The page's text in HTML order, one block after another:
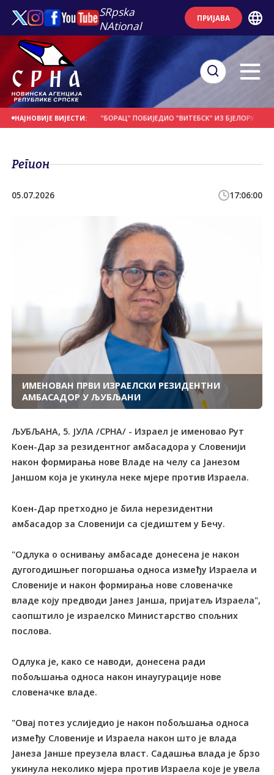
SRpska
NAtional
ПРИЈАВА
НАЈНОВИЈЕ ВИЈЕСТИ:
НА ДАНАШЊИ ДАН "БОРАЦ" ПОБИЈЕДИО "ВИТЕБСК" ИЗ БЈЕЛОРУСИЈЕ
Регион
05.07.2026 17:06:00
ИМЕНОВАН ПРВИ ИЗРАЕЛСКИ РЕЗИДЕНТНИ
АМБАСАДОР У ЉУБЉАНИ
ЉУБЉАНА, 5. ЈУЛА /СРНА/ - Израел је именовао Рут
Коен-Дар за резидентног амбасадора у Словенији
након формирања нове Владе на челу са Јанезом
Јаншом која је укинула неке мјере против Израела.
Коен-Дар претходно је била нерезидентни
амбасадор за Словенији са сједиштем у Бечу.
"Одлука о оснивању амбасаде донесена је након
дугогодишњег погоршања односа између Израела и
Словеније и након формирања нове словеначке
владе коју предводи Јанез Јанша, пријатељ Израела",
саопштило је израелско Министарство спољних
послова.
Одлука је, како се наводи, донесена ради
побољшања односа након инаугурације нове
словеначке владе.
"Овај потез услиједио је након побољшања односа
између Словеније и Израела након што је влада
Јанеза Јанше преузела власт. Садашња влада је брзо
укинула неколико мјера против Израела које је увела